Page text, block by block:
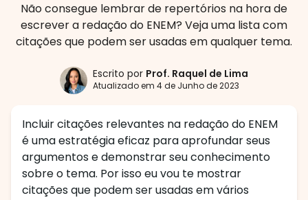
Não consegue lembrar de repertórios na hora de
escrever a redação do ENEM? Veja uma lista com
citações que podem ser usadas em qualquer tema.
Escrito por Prof. Raquel de Lima
Atualizado em 4 de Junho de 2023
Incluir citações relevantes na redação do ENEM
é uma estratégia eficaz para aprofundar seus
argumentos e demonstrar seu conhecimento
sobre o tema. Por isso eu vou te mostrar
citações que podem ser usadas em vários